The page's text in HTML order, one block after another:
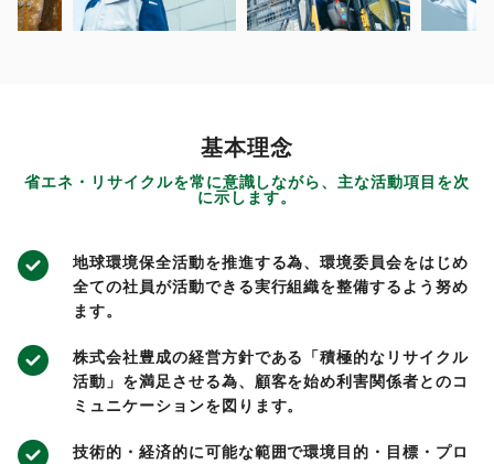
基本理念
省エネ・リサイクルを常に意識しながら、主な活動項目を次
に示します。
地球環境保全活動を推進する為、環境委員会をはじめ
全ての社員が活動できる実行組織を整備するよう努め
ます。
株式会社豊成の経営方針である「積極的なリサイクル
活動」を満足させる為、顧客を始め利害関係者とのコ
ミュニケーションを図ります。
技術的・経済的に可能な範囲で環境目的・目標・プロ